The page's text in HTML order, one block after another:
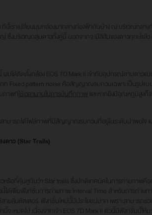
เราเปลี่ยนมุมกล้องมากลางท้องฟ้ากันบ้าง ณ บริเวณกลางท้
ซึ่งบริเวณกลุ่มดาวทั้งคู่นี้ นอกจากจะมีสีสันของดาวฤกษ์แล้ว ยั
ด้ติดตั้งกล้อง EOS 7D Mark ll เข้ากับอุปกรณ์ตามดาวแบ
Fixed pattern noise คือสัญญาณรบกวนเฉพาะเป็นรูปแ
ภาพที่ใช้เวลานานในการบันทึกภาพ และหากยิ่งมีอุณหภูมิสูงก็
ารถได้ไฟล์ภาพที่มีสัญญาณรบกวนที่อยู่ในระดับน่าพอใจ แ
งดาว (Star Trails)
รือที่คุ้นหูกันว่า Star trails ซึ่งปกติเทคนิคในการถ่ายภาพคือ
นี้ได้เพิ่มฟังก์ชั่นการถ่ายภาพ Interval Time สำหรับการถ่า
ช้สายลั่นชัตเตอร์ ฟังก์ชั่นใหม่นี้มีประโยชน์มาก เพราะสามาร
นี้จะหมดไป เนื่องจากเจ้า EOS 7D Mark ll ตัวนี้มีฟังก์ชั่นนี้ให้